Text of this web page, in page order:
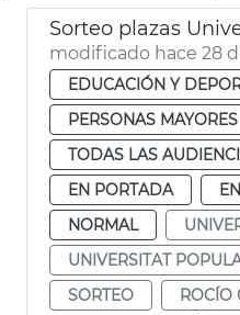
modificado hace 28
EDUCACIÓN Y
PERSONAS MAYORES
TODAS LAS
EN PORTADA
NORMAL
UNIVERSITAT
SORTEO
ROCÍO